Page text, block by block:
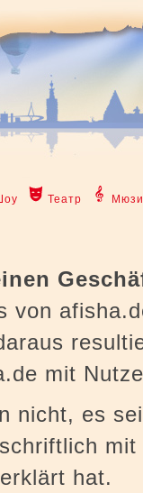
Театр
von
mit
nicht, es
hat.